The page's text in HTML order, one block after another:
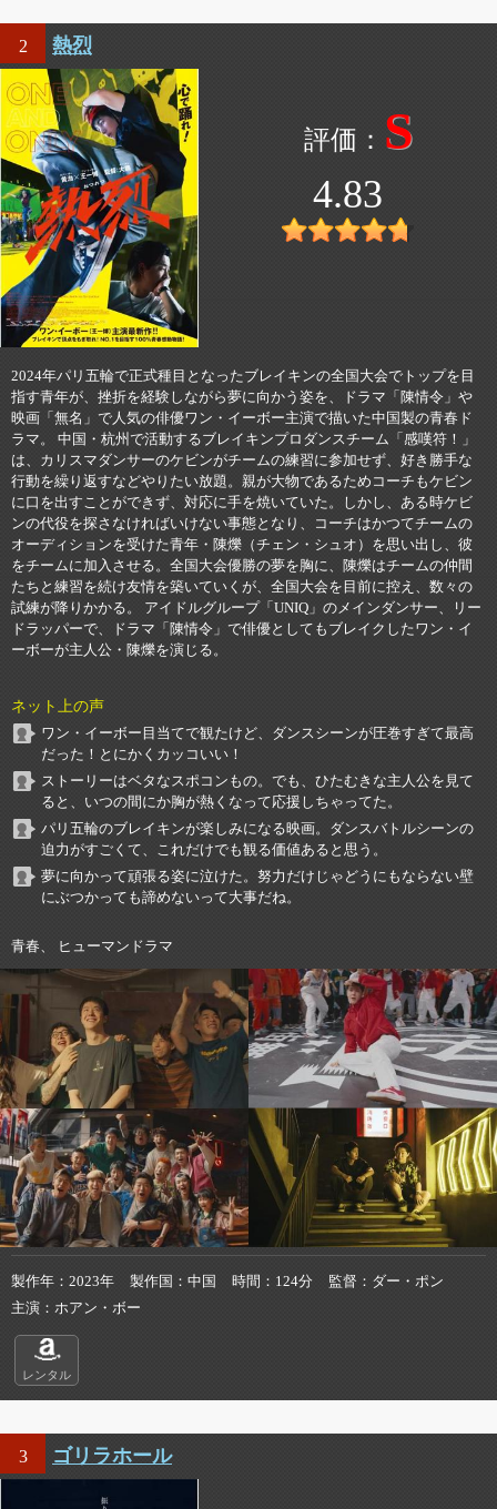
2 熱烈
S
4.83
2024年パリ五輪で正式種目となったブレイキンの全国大会でトップを目
指す青年が、挫折を経験しながら夢に向かう姿を、ドラマ「陳情令」や
映画「無名」で人気の俳優ワン・イーボー主演で描いた中国製の青春ド
ラマ。 中国・杭州で活動するブレイキンプロダンスチーム「感嘆符！」
は、カリスマダンサーのケビンがチームの練習に参加せず、好き勝手な
行動を繰り返すなどやりたい放題。親が大物であるためコーチもケビン
に口を出すことができず、対応に手を焼いていた。しかし、ある時ケビ
ンの代役を探さなければいけない事態となり、コーチはかつてチームの
オーディションを受けた青年・陳爍（チェン・シュオ）を思い出し、彼
をチームに加入させる。全国大会優勝の夢を胸に、陳爍はチームの仲間
たちと練習を続け友情を築いていくが、全国大会を目前に控え、数々の
試練が降りかかる。 アイドルグループ「UNIQ」のメインダンサー、リー
ドラッパーで、ドラマ「陳情令」で俳優としてもブレイクしたワン・イ
ーボーが主人公・陳爍を演じる。
ネット上の声
ワン・イーボー目当てで観たけど、ダンスシーンが圧巻すぎて最高
だった！とにかくカッコいい！
ストーリーはベタなスポコンもの。でも、ひたむきな主人公を見て
ると、いつの間にか胸が熱くなって応援しちゃってた。
パリ五輪のブレイキンが楽しみになる映画。ダンスバトルシーンの
迫力がすごくて、これだけでも観る価値あると思う。
夢に向かって頑張る姿に泣けた。努力だけじゃどうにもならない壁
にぶつかっても諦めないって大事だね。
青春、 ヒューマンドラマ
製作年 2023年 製作国 中国 時間 124分 監督
ダー・ポン
主演
ホアン・ボー
レンタル
3 ゴリラホール